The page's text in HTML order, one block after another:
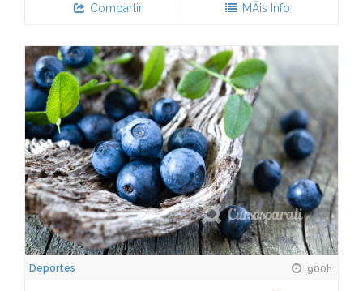
Compartir MÃ¡s Info
Deportes 900h